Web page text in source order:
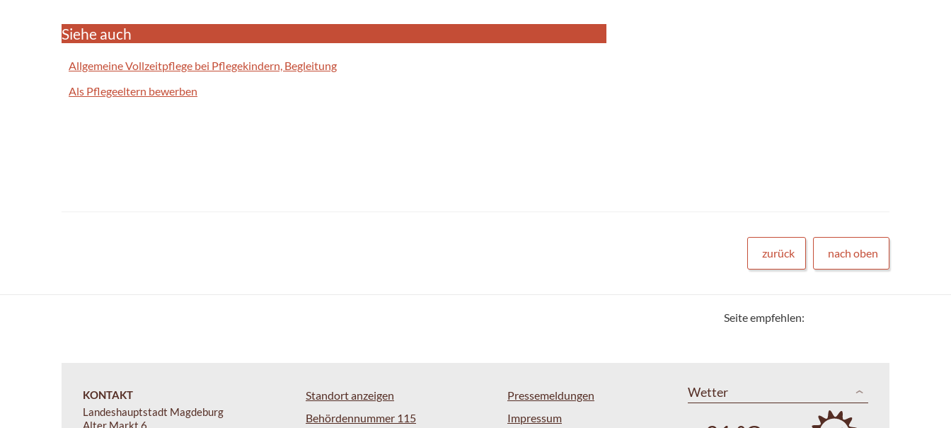
Siehe auch
Allgemeine Vollzeitpflege bei Pflegekindern, Begleitung
Als Pflegeeltern bewerben
zurück nach oben
Seite empfehlen:
KONTAKT
Landeshauptstadt Magdeburg
Alter Markt 6
Standort anzeigen
Behördennummer 115
Pressemeldungen
Impressum
Wetter